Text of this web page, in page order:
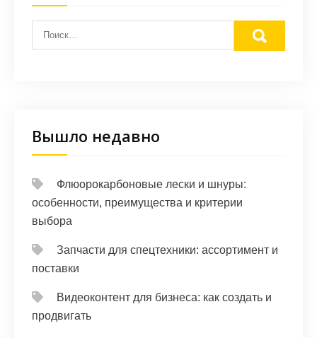
Вышло недавно
Флюорокарбоновые лески и шнуры:
особенности, преимущества и критерии
выбора
Запчасти для спецтехники: ассортимент и
поставки
Видеоконтент для бизнеса: как создать и
продвигать